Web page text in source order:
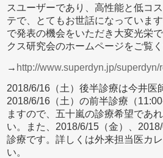
スユーザーであり、高性能と低コ
テで、とてもお世話になっていま
で発表の機会をいただき大変光栄
クス研究会のホームページをご覧く
→ http://www.superdyn.jp/
2018/6/16（土）後半診療は今井医
2018/6/16（土）の前半診療（
ますので、五十嵐の診療希望であ
い。また、2018/6/15（金）、
診療です。詳しくは外来担当医カ
い。